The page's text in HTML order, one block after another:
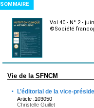
SOMMAIRE
Vol 40 - N° 2 -
©Société
Vie de la SFNCM
· L’éditorial de la vice-
Article :103050
Christelle Guillet